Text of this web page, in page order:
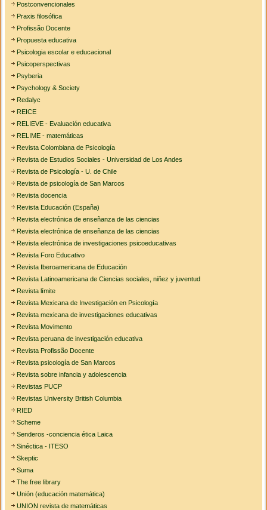
Postconvencionales
Praxis filosófica
Profissão Docente
Propuesta educativa
Psicologia escolar e educacional
Psicoperspectivas
Psyberia
Psychology & Society
Redalyc
REICE
RELIEVE - Evaluación educativa
RELIME - matemáticas
Revista Colombiana de Psicología
Revista de Estudios Sociales - Universidad de Los Andes
Revista de Psicología - U. de Chile
Revista de psicología de San Marcos
Revista docencia
Revista Educación (España)
Revista electrónica de enseñanza de las ciencias
Revista electrónica de enseñanza de las ciencias
Revista electrónica de investigaciones psicoeducativas
Revista Foro Educativo
Revista Iberoamericana de Educación
Revista Latinoamericana de Ciencias sociales, niñez y juventud
Revista límite
Revista Mexicana de Investigación en Psicología
Revista mexicana de investigaciones educativas
Revista Movimento
Revista peruana de investigación educativa
Revista Profissão Docente
Revista psicología de San Marcos
Revista sobre infancia y adolescencia
Revistas PUCP
Revistas University British Columbia
RIED
Scheme
Senderos -conciencia ética Laica
Sinéctica - ITESO
Skeptic
Suma
The free library
Unión (educación matemática)
UNION revista de matemáticas